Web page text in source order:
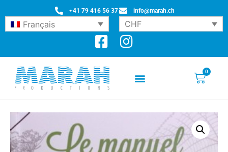
+41 79 416 56 37 info@marah.ch
Français CHF
0